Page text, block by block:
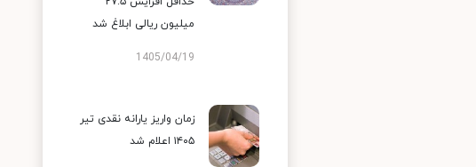
میلیون ریالی ابلاغ شد
1405/04/19
زمان واریز یارانه نقدی تیر
۱۴۰۵ اعلام شد